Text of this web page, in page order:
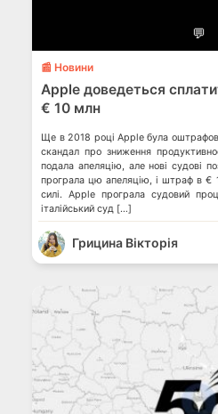
💬
📰 Новини
Apple доведеться
€ 10 млн
Ще в 2018 році Apple була
скандал про зниження
подала апеляцію, але нові судові
програла цю апеляцію, і штраф в €
силі. Apple програла судовий
італійський суд […]
Грицина Вікторія